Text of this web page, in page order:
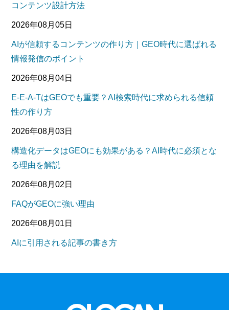
コンテンツ設計方法
2026年08月05日
AIが信頼するコンテンツの作り方｜GEO時代に選ばれる
情報発信のポイント
2026年08月04日
E-E-A-TはGEOでも重要？AI検索時代に求められる信頼
性の作り方
2026年08月03日
構造化データはGEOにも効果がある？AI時代に必須とな
る理由を解説
2026年08月02日
FAQがGEOに強い理由
2026年08月01日
AIに引用される記事の書き方